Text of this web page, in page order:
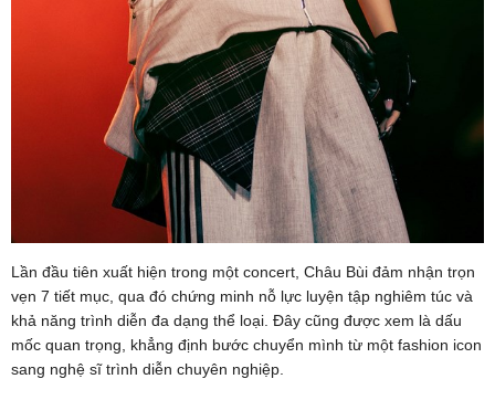
Lần đầu tiên xuất hiện trong một concert, Châu Bùi đảm nhận trọn
vẹn 7 tiết mục, qua đó chứng minh nỗ lực luyện tập nghiêm túc và
khả năng trình diễn đa dạng thể loại. Đây cũng được xem là dấu
mốc quan trọng, khẳng định bước chuyển mình từ một fashion icon
sang nghệ sĩ trình diễn chuyên nghiệp.